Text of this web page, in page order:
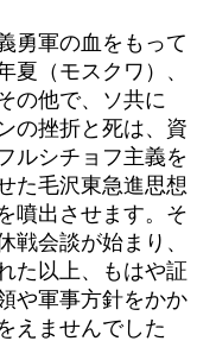
勇軍の血をもって
夏（モスクワ）、
の他で、ソ共に
の挫折と死は、資
ルシチョフ主義を
た毛沢東急進思想
噴出させます。そ
戦会談が始まり、
た以上、もはや証
や軍事方針をかか
えませんでした